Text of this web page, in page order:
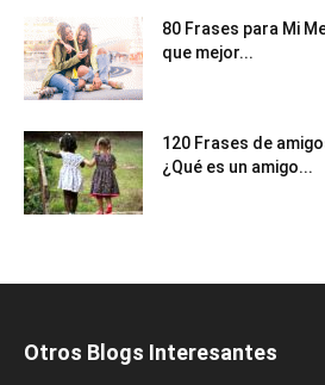
80 Frases para Mi
que mejor...
120 Frases de
¿Qué es un amigo...
Otros Blogs Interesantes